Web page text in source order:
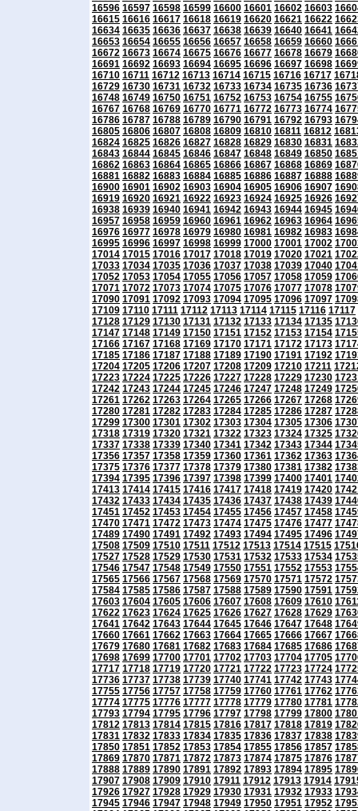
16596 16597 16598 16599 16600 16601 16602 16603
16615 16616 16617 16618 16619 16620 16621 16622
16634 16635 16636 16637 16638 16639 16640 16641
16653 16654 16655 16656 16657 16658 16659 16660
16672 16673 16674 16675 16676 16677 16678 16679
16691 16692 16693 16694 16695 16696 16697 16698
16710 16711 16712 16713 16714 16715 16716 16717
16729 16730 16731 16732 16733 16734 16735 16736
16748 16749 16750 16751 16752 16753 16754 16755
16767 16768 16769 16770 16771 16772 16773 16774
16786 16787 16788 16789 16790 16791 16792 16793
16805 16806 16807 16808 16809 16810 16811 16812
16824 16825 16826 16827 16828 16829 16830 16831
16843 16844 16845 16846 16847 16848 16849 16850
16862 16863 16864 16865 16866 16867 16868 16869
16881 16882 16883 16884 16885 16886 16887 16888
16900 16901 16902 16903 16904 16905 16906 16907
16919 16920 16921 16922 16923 16924 16925 16926
16938 16939 16940 16941 16942 16943 16944 16945
16957 16958 16959 16960 16961 16962 16963 16964
16976 16977 16978 16979 16980 16981 16982 16983
16995 16996 16997 16998 16999 17000 17001 17002
17014 17015 17016 17017 17018 17019 17020 17021
17033 17034 17035 17036 17037 17038 17039 17040
17052 17053 17054 17055 17056 17057 17058 17059
17071 17072 17073 17074 17075 17076 17077 17078
17090 17091 17092 17093 17094 17095 17096 17097
17109 17110 17111 17112 17113 17114 17115 17116 17117
17128 17129 17130 17131 17132 17133 17134 17135
17147 17148 17149 17150 17151 17152 17153 17154
17166 17167 17168 17169 17170 17171 17172 17173
17185 17186 17187 17188 17189 17190 17191 17192
17204 17205 17206 17207 17208 17209 17210 17211
17223 17224 17225 17226 17227 17228 17229 17230
17242 17243 17244 17245 17246 17247 17248 17249
17261 17262 17263 17264 17265 17266 17267 17268
17280 17281 17282 17283 17284 17285 17286 17287
17299 17300 17301 17302 17303 17304 17305 17306
17318 17319 17320 17321 17322 17323 17324 17325
17337 17338 17339 17340 17341 17342 17343 17344
17356 17357 17358 17359 17360 17361 17362 17363
17375 17376 17377 17378 17379 17380 17381 17382
17394 17395 17396 17397 17398 17399 17400 17401
17413 17414 17415 17416 17417 17418 17419 17420
17432 17433 17434 17435 17436 17437 17438 17439
17451 17452 17453 17454 17455 17456 17457 17458
17470 17471 17472 17473 17474 17475 17476 17477
17489 17490 17491 17492 17493 17494 17495 17496
17508 17509 17510 17511 17512 17513 17514 17515
17527 17528 17529 17530 17531 17532 17533 17534
17546 17547 17548 17549 17550 17551 17552 17553
17565 17566 17567 17568 17569 17570 17571 17572
17584 17585 17586 17587 17588 17589 17590 17591
17603 17604 17605 17606 17607 17608 17609 17610
17622 17623 17624 17625 17626 17627 17628 17629
17641 17642 17643 17644 17645 17646 17647 17648
17660 17661 17662 17663 17664 17665 17666 17667
17679 17680 17681 17682 17683 17684 17685 17686
17698 17699 17700 17701 17702 17703 17704 17705
17717 17718 17719 17720 17721 17722 17723 17724
17736 17737 17738 17739 17740 17741 17742 17743
17755 17756 17757 17758 17759 17760 17761 17762
17774 17775 17776 17777 17778 17779 17780 17781
17793 17794 17795 17796 17797 17798 17799 17800
17812 17813 17814 17815 17816 17817 17818 17819
17831 17832 17833 17834 17835 17836 17837 17838
17850 17851 17852 17853 17854 17855 17856 17857
17869 17870 17871 17872 17873 17874 17875 17876
17888 17889 17890 17891 17892 17893 17894 17895
17907 17908 17909 17910 17911 17912 17913 17914
17926 17927 17928 17929 17930 17931 17932 17933
17945 17946 17947 17948 17949 17950 17951 17952